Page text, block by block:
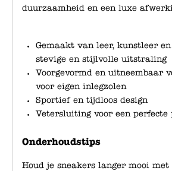
duurzaamheid en een luxe
Gemaakt van leer, kunstleer
stevige en stijlvolle uitstraling
Voorgevormd en uitneembaar
voor eigen inlegzolen
Sportief en tijdloos design
Vetersluiting voor een perfecte
Onderhoudstips
Houd je sneakers langer mooi met